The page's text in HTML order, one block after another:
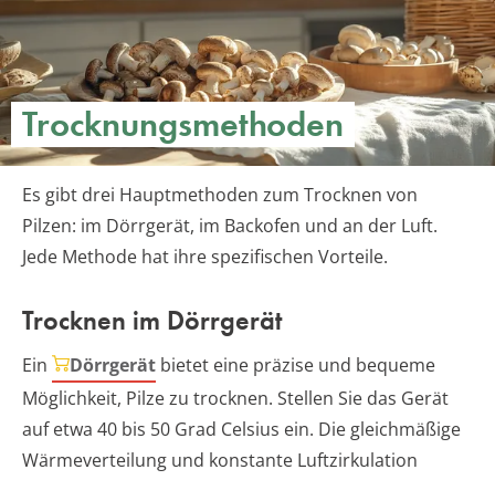
Trocknungsmethoden
Es gibt drei Hauptmethoden zum Trocknen von
Pilzen: im Dörrgerät, im Backofen und an der Luft.
Jede Methode hat ihre spezifischen Vorteile.
Trocknen im Dörrgerät
Ein Dörrgerät bietet eine präzise und bequeme
Möglichkeit, Pilze zu trocknen. Stellen Sie das Gerät
auf etwa 40 bis 50 Grad Celsius ein. Die gleichmäßige
Wärmeverteilung und konstante Luftzirkulation